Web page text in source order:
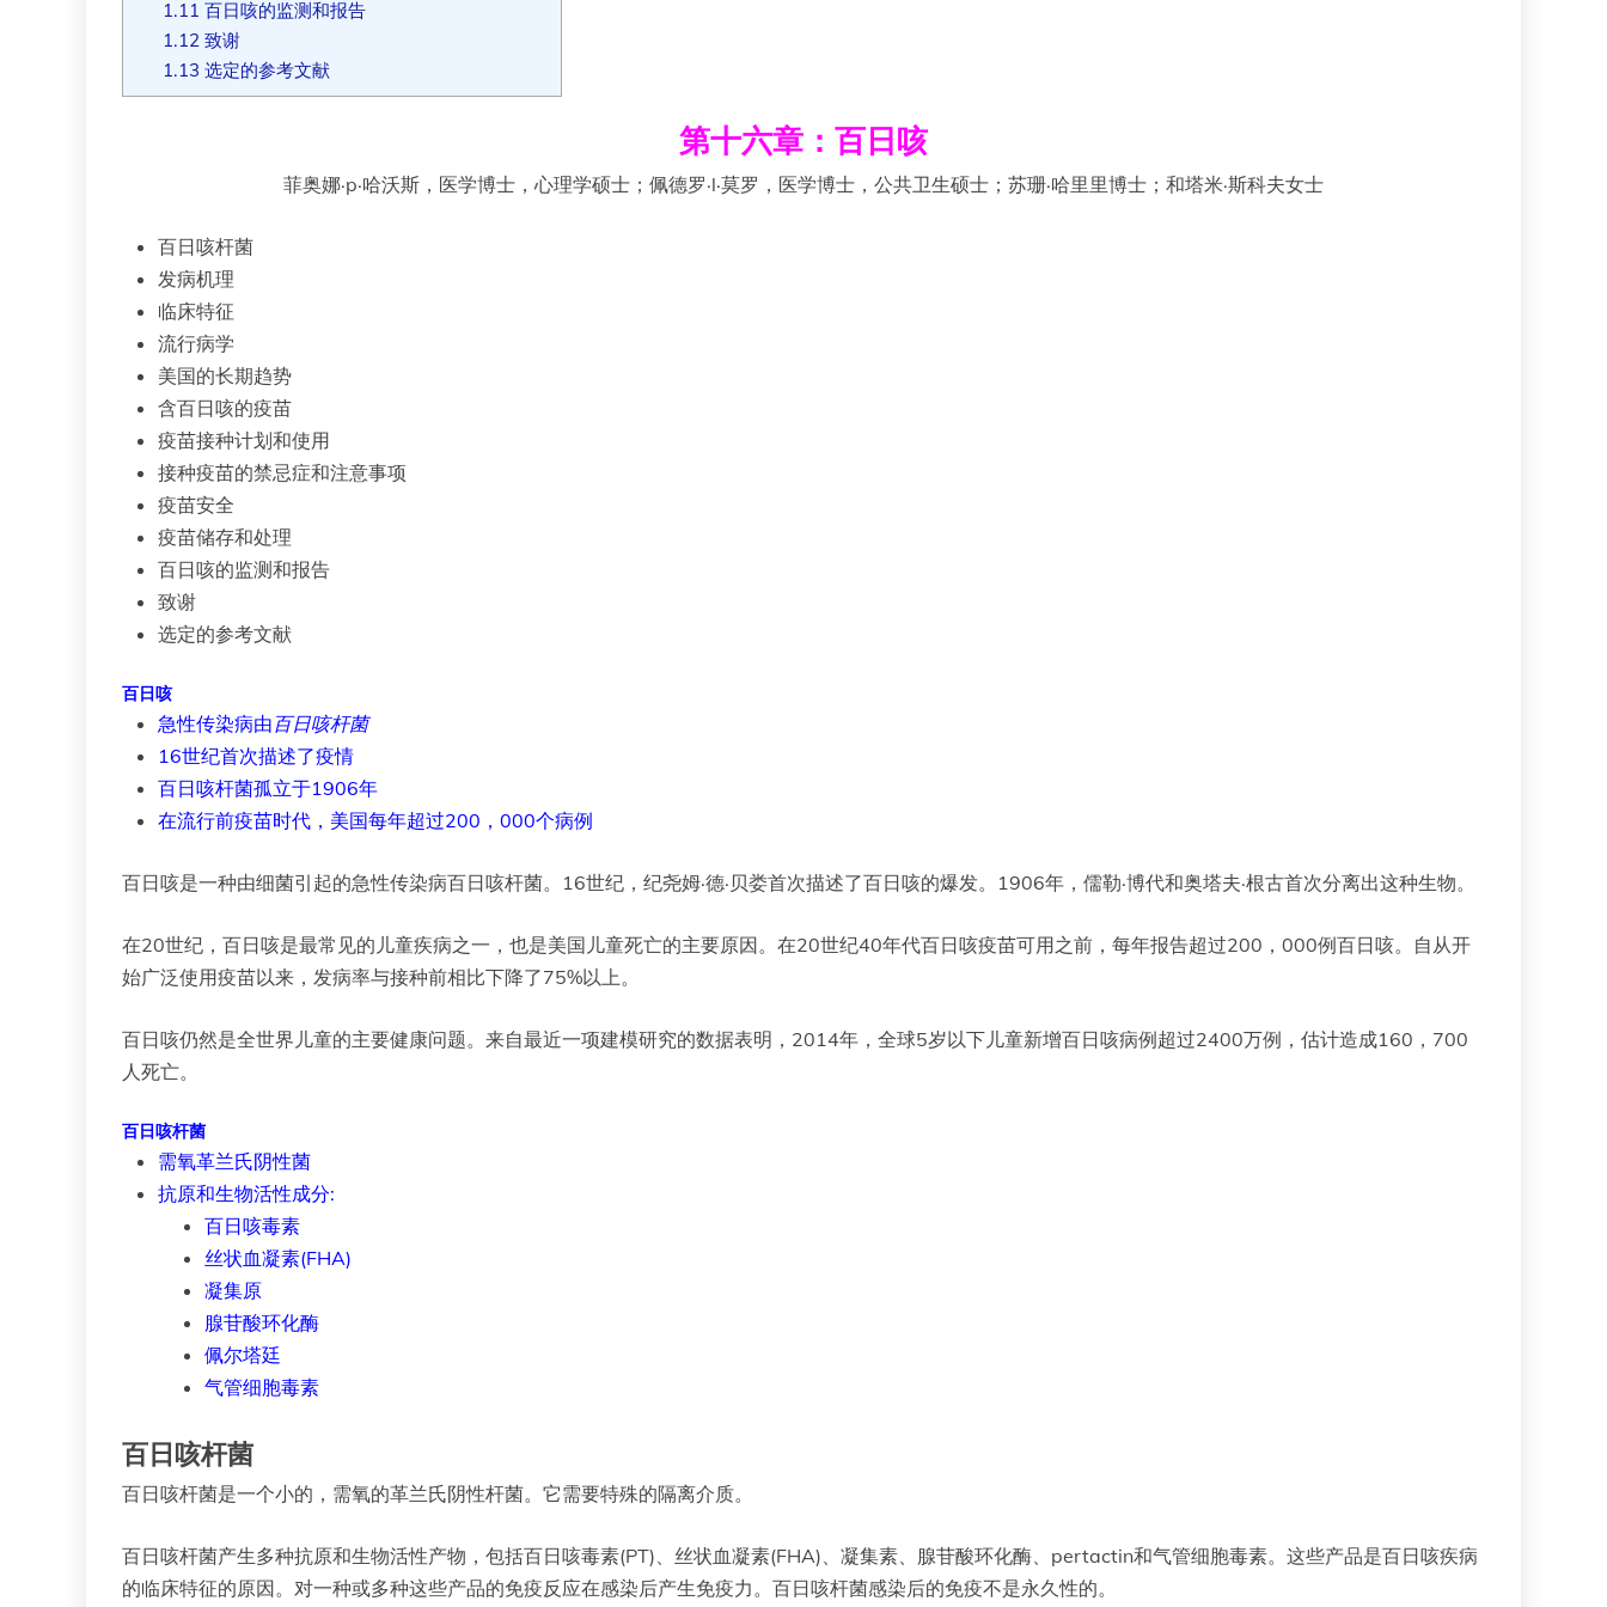
1.11 百日咳的监测和报告
1.12 致谢
1.13 选定的参考文献
第十六章：百日咳
菲奥娜·p·哈沃斯，医学博士，心理学硕士；佩德罗·l·莫罗，医学博士，公共卫生硕士；苏珊·哈里里博士；和塔米·斯科夫女士
百日咳杆菌
发病机理
临床特征
流行病学
美国的长期趋势
含百日咳的疫苗
疫苗接种计划和使用
接种疫苗的禁忌症和注意事项
疫苗安全
疫苗储存和处理
百日咳的监测和报告
致谢
选定的参考文献
百日咳
急性传染病由 百日咳杆菌
16世纪首次描述了疫情
百日咳杆菌孤立于1906年
在流行前疫苗时代，美国每年超过200，000个病例
百日咳是一种由细菌引起的急性传染病百日咳杆菌。16世纪，纪尧姆·德·贝娄首次描述了百日咳的爆发。1906年，儒勒·博代和奥塔夫·根古首次分离出这种生物。
在20世纪，百日咳是最常见的儿童疾病之一，也是美国儿童死亡的主要原因。在20世纪40年代百日咳疫苗可用之前，每年报告超过200，000例百日咳。自从开
始广泛使用疫苗以来，发病率与接种前相比下降了75%以上。
百日咳仍然是全世界儿童的主要健康问题。来自最近一项建模研究的数据表明，2014年，全球5岁以下儿童新增百日咳病例超过2400万例，估计造成160，700
人死亡。
百日咳杆菌
需氧革兰氏阴性菌
抗原和生物活性成分:
百日咳毒素
丝状血凝素(FHA)
凝集原
腺苷酸环化酶
佩尔塔廷
气管细胞毒素
百日咳杆菌
百日咳杆菌是一个小的，需氧的革兰氏阴性杆菌。它需要特殊的隔离介质。
百日咳杆菌产生多种抗原和生物活性产物，包括百日咳毒素(PT)、丝状血凝素(FHA)、凝集素、腺苷酸环化酶、pertactin和气管细胞毒素。这些产品是百日咳疾病
的临床特征的原因。对一种或多种这些产品的免疫反应在感染后产生免疫力。百日咳杆菌感染后的免疫不是永久性的。